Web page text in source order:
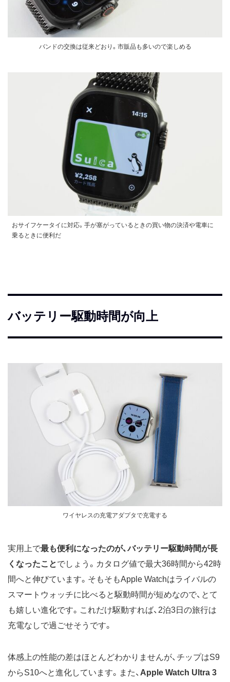
バンドの交換は従来どおり。市販品も多いので楽しめる
おサイフケータイに対応。手が塞がっているときの買い物の決済や電車に
乗るときに便利だ
バッテリー駆動時間が向上
ワイヤレスの充電アダプタで充電する
実用上で最も便利になったのが、バッテリー駆動時間が長
くなったことでしょう。カタログ値で最大36時間から42時
間へと伸びています。そもそもApple Watchはライバルの
スマートウォッチに比べると駆動時間が短めなので、とて
も嬉しい進化です。これだけ駆動すれば、2泊3日の旅行は
充電なしで過ごせそうです。
体感上の性能の差はほとんどわかりませんが、チップはS9
からS10へと進化しています。また、 Apple Watch Ultra 3